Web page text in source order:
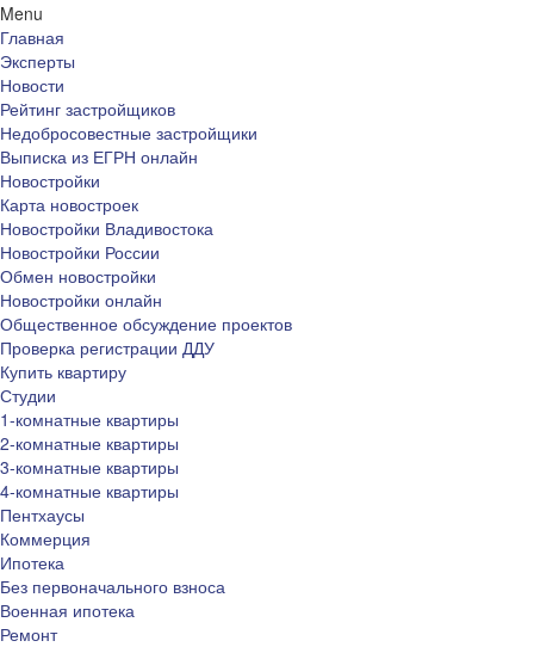
Menu
Главная
Эксперты
Новости
Рейтинг застройщиков
Недобросовестные застройщики
Выписка из ЕГРН онлайн
Новостройки
Карта новостроек
Новостройки Владивостока
Новостройки России
Обмен новостройки
Новостройки онлайн
Общественное обсуждение проектов
Проверка регистрации ДДУ
Купить квартиру
Студии
1-комнатные квартиры
2-комнатные квартиры
3-комнатные квартиры
4-комнатные квартиры
Пентхаусы
Коммерция
Ипотека
Без первоначального взноса
Военная ипотека
Ремонт